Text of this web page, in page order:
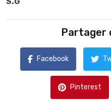
Partager
Facebook
Pinterest